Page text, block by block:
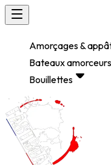
Amorçages &
Bateaux amorceurs
Bouillettes